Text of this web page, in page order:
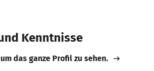
Kenntnisse
das ganze Profil zu sehen.